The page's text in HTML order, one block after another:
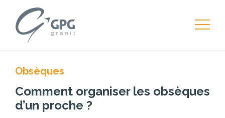
Obsèques
Comment organiser les obsèques
d’un proche ?